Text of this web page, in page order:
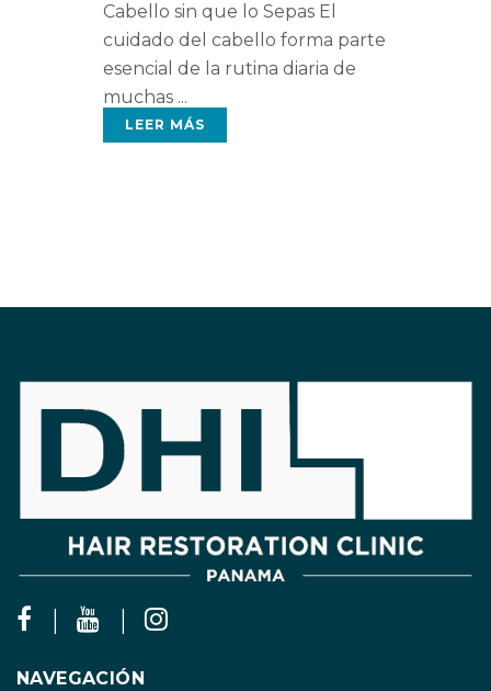
Cabello sin que lo Sepas El
cuidado del cabello forma parte
esencial de la rutina diaria de
muchas
LEER MÁS
NAVEGACIÓN